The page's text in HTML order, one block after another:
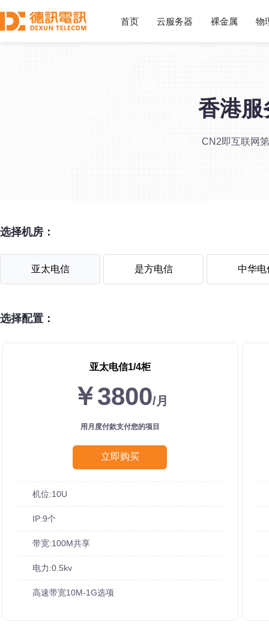
首页 云服务器 裸金属 物
香港服
CN2即互联网
选择机房：
亚太电信 是方电信 中华电
选择配置：
亚太电信1/4柜
￥3800/月
用月度付款支付您的项目
立即购买
机位:10U
IP:9个
带宽:100M共享
电力:0.5kv
高速带宽10M-1G选项